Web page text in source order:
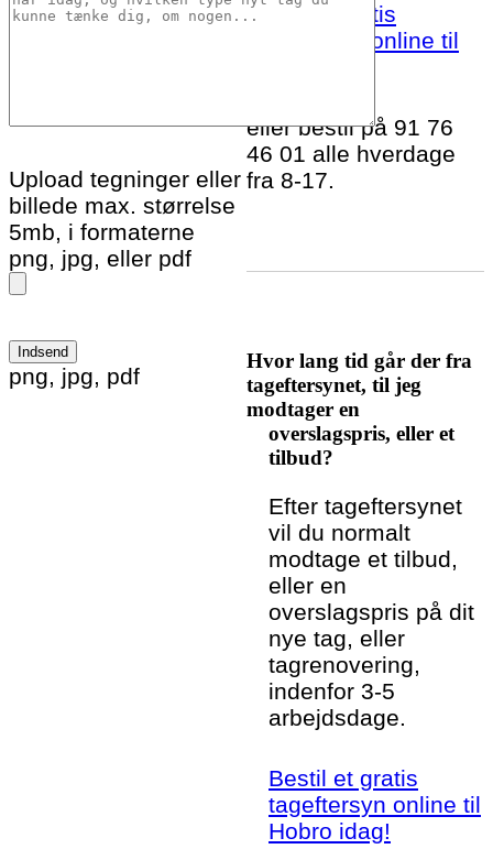
Upload tegninger eller
billede max. størrelse
5mb, i formaterne
png, jpg, eller pdf
Please leave this field empty.
png, jpg, pdf
Bestil et gratis
tageftersyn online til
eller bestil på 91 76
46 01 alle hverdage
fra 8-17.
Hvor lang tid går der fra
tageftersynet, til jeg
modtager en
overslagspris, eller et
tilbud?
Efter tageftersynet
vil du normalt
modtage et tilbud,
eller en
overslagspris på dit
nye tag, eller
tagrenovering,
indenfor 3-5
arbejdsdage.
Bestil et gratis
tageftersyn online til
Hobro idag!